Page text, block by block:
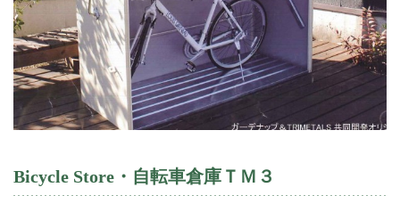
Bicycle Store ・自転車倉庫ＴＭ３